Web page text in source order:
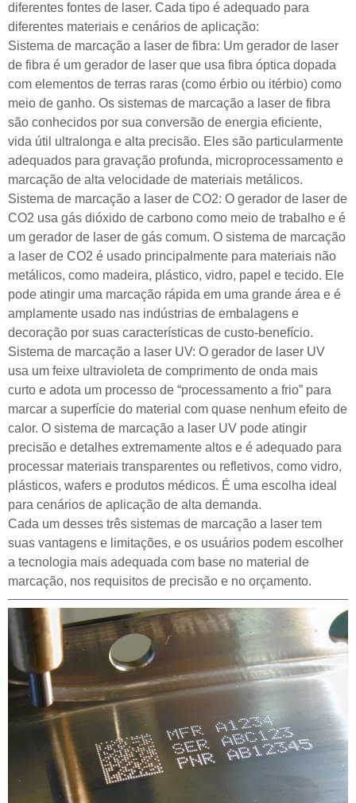
diferentes fontes de laser. Cada tipo é adequado para
diferentes materiais e cenários de aplicação:
Sistema de marcação a laser de fibra: Um gerador de laser
de fibra é um gerador de laser que usa fibra óptica dopada
com elementos de terras raras (como érbio ou itérbio) como
meio de ganho. Os sistemas de marcação a laser de fibra
são conhecidos por sua conversão de energia eficiente,
vida útil ultralonga e alta precisão. Eles são particularmente
adequados para gravação profunda, microprocessamento e
marcação de alta velocidade de materiais metálicos.
Sistema de marcação a laser de CO2: O gerador de laser de
CO2 usa gás dióxido de carbono como meio de trabalho e é
um gerador de laser de gás comum. O sistema de marcação
a laser de CO2 é usado principalmente para materiais não
metálicos, como madeira, plástico, vidro, papel e tecido. Ele
pode atingir uma marcação rápida em uma grande área e é
amplamente usado nas indústrias de embalagens e
decoração por suas características de custo-benefício.
Sistema de marcação a laser UV: O gerador de laser UV
usa um feixe ultravioleta de comprimento de onda mais
curto e adota um processo de “processamento a frio” para
marcar a superfície do material com quase nenhum efeito de
calor. O sistema de marcação a laser UV pode atingir
precisão e detalhes extremamente altos e é adequado para
processar materiais transparentes ou refletivos, como vidro,
plásticos, wafers e produtos médicos. É uma escolha ideal
para cenários de aplicação de alta demanda.
Cada um desses três sistemas de marcação a laser tem
suas vantagens e limitações, e os usuários podem escolher
a tecnologia mais adequada com base no material de
marcação, nos requisitos de precisão e no orçamento.